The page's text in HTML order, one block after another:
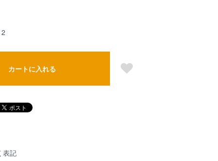
カートに入れる
表記